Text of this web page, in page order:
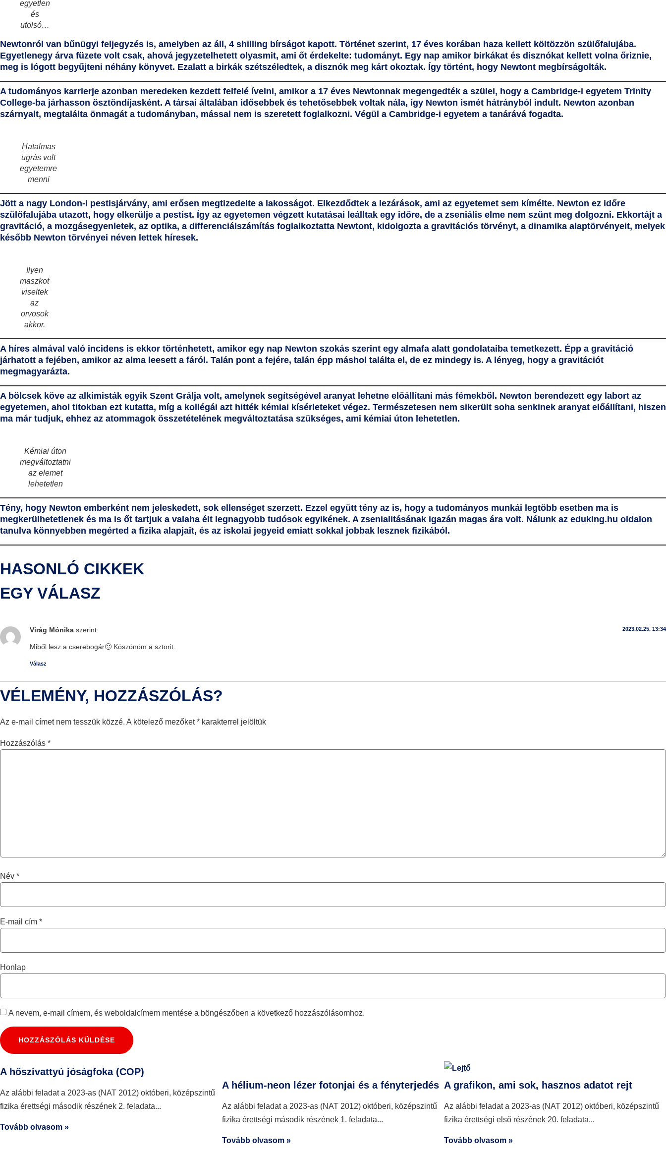
egyetlen
és
utolsó…
Newtonról van bűnügyi feljegyzés is, amelyben az áll, 4 shilling bírságot kapott. Történet szerint, 17 éves korában haza kellett költözzön szülőfalujába.
Egyetlenegy árva füzete volt csak, ahová jegyzetelhetett olyasmit, ami őt érdekelte: tudományt. Egy nap amikor birkákat és disznókat kellett volna őriznie,
meg is lógott begyűjteni néhány könyvet. Ezalatt a birkák szétszéledtek, a disznók meg kárt okoztak. Így történt, hogy Newtont megbírságolták.
A tudományos karrierje azonban meredeken kezdett felfelé ívelni, amikor a 17 éves Newtonnak megengedték a szülei, hogy a Cambridge-i egyetem Trinity
College-ba járhasson ösztöndíjasként. A társai általában idősebbek és tehetősebbek voltak nála, így Newton ismét hátrányból indult. Newton azonban
szárnyalt, megtalálta önmagát a tudományban, mással nem is szeretett foglalkozni. Végül a Cambridge-i egyetem a tanárává fogadta.
Hatalmas
ugrás volt
egyetemre
menni
Jött a nagy London-i pestisjárvány, ami erősen megtizedelte a lakosságot. Elkezdődtek a lezárások, ami az egyetemet sem kímélte. Newton ez időre
szülőfalujába utazott, hogy elkerülje a pestist. Így az egyetemen végzett kutatásai leálltak egy időre, de a zseniális elme nem szűnt meg dolgozni. Ekkortájt a
gravitáció, a mozgásegyenletek, az optika, a differenciálszámítás foglalkoztatta Newtont, kidolgozta a gravitációs törvényt, a dinamika alaptörvényeit, melyek
később Newton törvényei néven lettek híresek.
Ilyen
maszkot
viseltek
az
orvosok
akkor.
A híres almával való incidens is ekkor történhetett, amikor egy nap Newton szokás szerint egy almafa alatt gondolataiba temetkezett. Épp a gravitáció
járhatott a fejében, amikor az alma leesett a fáról. Talán pont a fejére, talán épp máshol találta el, de ez mindegy is. A lényeg, hogy a gravitációt
megmagyarázta.
A bölcsek köve az alkimisták egyik Szent Grálja volt, amelynek segítségével aranyat lehetne előállítani más fémekből. Newton berendezett egy labort az
egyetemen, ahol titokban ezt kutatta, míg a kollégái azt hitték kémiai kísérleteket végez. Természetesen nem sikerült soha senkinek aranyat előállítani, hiszen
ma már tudjuk, ehhez az atommagok összetételének megváltoztatása szükséges, ami kémiai úton lehetetlen.
Kémiai úton
megváltoztatni
az elemet
lehetetlen
Tény, hogy Newton emberként nem jeleskedett, sok ellenséget szerzett. Ezzel együtt tény az is, hogy a tudományos munkái legtöbb esetben ma is
megkerülhetetlenek és ma is őt tartjuk a valaha élt legnagyobb tudósok egyikének. A zsenialitásának igazán magas ára volt. Nálunk az eduking.hu oldalon
tanulva könnyebben megérted a fizika alapjait, és az iskolai jegyeid emiatt sokkal jobbak lesznek fizikából.
HASONLÓ CIKKEK
EGY VÁLASZ
Virág Mónika szerint: 2023.02.25. 13:34
Miből lesz a cserebogár🙂 Köszönöm a sztorit.
Válasz
VÉLEMÉNY, HOZZÁSZÓLÁS?
Az e-mail címet nem tesszük közzé. A kötelező mezőket* karakterrel jelöltük
Hozzászólás *
Név *
E-mail cím *
Honlap
A nevem, e-mail címem, és weboldalcímem mentése a böngészőben a következő hozzászólásomhoz.
A hőszivattyú jóságfoka (COP)
Az alábbi feladat a 2023-as (NAT 2012) októberi, középszintű
fizika érettségi második részének 2. feladata
Tovább olvasom »
A hélium-neon lézer fotonjai és a fényterjedés
Az alábbi feladat a 2023-as (NAT 2012) októberi, középszintű
fizika érettségi második részének 1. feladata
Tovább olvasom »
A grafikon, ami sok, hasznos adatot rejt
Az alábbi feladat a 2023-as (NAT 2012) októberi, középszintű
fizika érettségi első részének 20. feladata
Tovább olvasom »